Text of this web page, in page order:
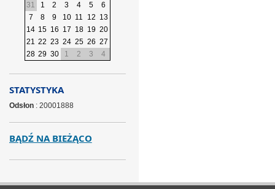
31
1 2 3 4 5
6
7
8 9 10 11 12 13
14 15 16 17 18 19 20
21 22 23 24 25 26 27
28 29 30 1 2 3 4
STATYSTYKA
Odsłon: 20001888
BĄDŹ NA BIEŻĄCO